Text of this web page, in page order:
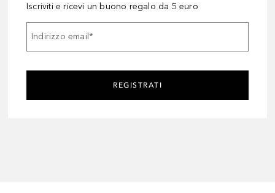
Iscriviti e ricevi un buono regalo da 5 euro
Indirizzo email*
REGISTRATI